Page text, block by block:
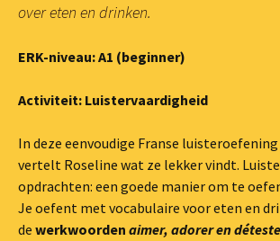
over eten en drinken.
ERK-niveau: A1 (beginner)
Activiteit: Luistervaardigheid
In deze eenvoudige Franse
vertelt Roseline wat ze lekker vindt.
opdrachten: een goede manier om te
Je oefent met vocabulaire voor eten en
de werkwoorden aimer, adorer en